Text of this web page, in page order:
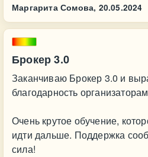
Маргарита Сомова, 20.05.2024
Брокер 3.0
Заканчиваю Брокер 3.0 и
благодарность
Очень крутое обучение,
идти дальше. Поддержка
сила!